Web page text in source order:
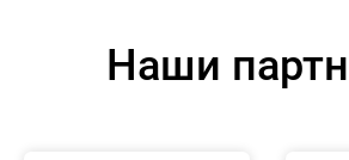
Наши